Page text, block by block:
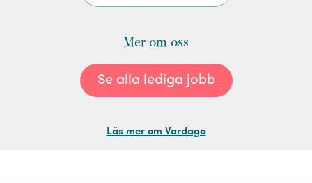
Mer om oss
Se alla lediga jobb
Läs mer om Vardaga